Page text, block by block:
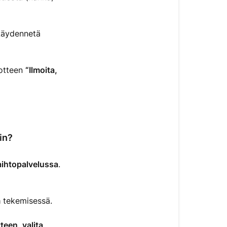
“Ilmoita,
.
valita